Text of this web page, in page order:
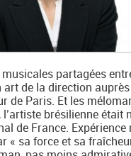
partagées
art de la direction
de Paris. Et les
l’artiste brésilienne
de France.
« sa force et sa